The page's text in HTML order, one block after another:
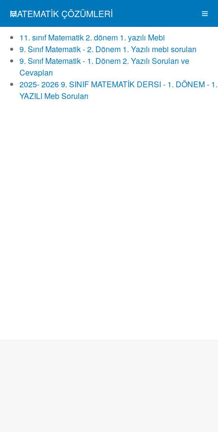
MATEMATIK ÇÖZÜMLERI
11. sınıf Matematik 2. dönem 1. yazılı Mebi
9. Sınıf Matematik - 2. Dönem 1. Yazılı mebi soruları
9. Sınıf Matematik - 1. Dönem 2. Yazılı Soruları ve
Cevapları
2025- 2026 9. SINIF MATEMATİK DERSI - 1. DÖNEM - 1.
YAZILI Meb Soruları